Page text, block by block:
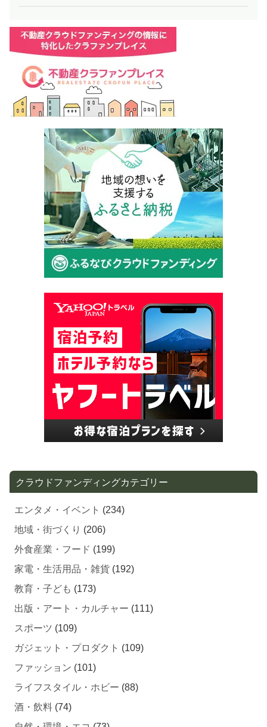
クラウドファンディングカテゴリー
エンタメ・イベント (234)
地域・街づくり (206)
外食産業・フード (199)
家電・生活用品・雑貨 (192)
教育・子ども (173)
出版・アート・カルチャー (111)
スポーツ (109)
ガジェット・プロダクト (109)
ファッション (101)
ライフスタイル・ホビー (88)
酒・飲料 (74)